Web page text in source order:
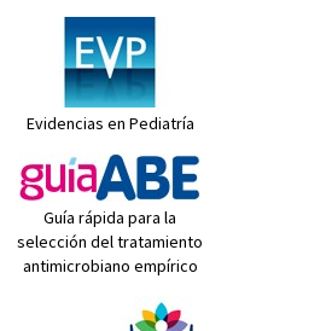
Evidencias en Pediatría
Guía rápida para la
selección del tratamiento
antimicrobiano empírico